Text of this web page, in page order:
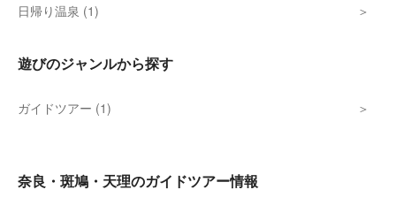
日帰り温泉 (1)
遊びのジャンルから探す
ガイドツアー (1)
奈良・斑鳩・天理のガイドツアー情報